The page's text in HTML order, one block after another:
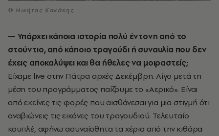
© Νικήτας Κακάκης
— Υπάρχει κάποια ιστορία πολύ έντονη από το
στούντιο, από κάποιο τραγούδι ή συναυλία που δεν
έχεις αποκαλύψει και θα ήθελες να μοιραστείς;
Είχαμε live στην Πάτρα αρχές Δεκέμβρη. Λίγο μετά τη
μέση του προγράμματος παίζουμε το «Αερικό». Είναι
από εκείνες τις φορές που αισθάνεσαι για μια στιγμή ότι
αναβιώνεις τις εικόνες του τραγουδιού. Τελευταίο
κουπλέ, αφήνω ασυναίσθητα τα χέρια από την κιθάρα